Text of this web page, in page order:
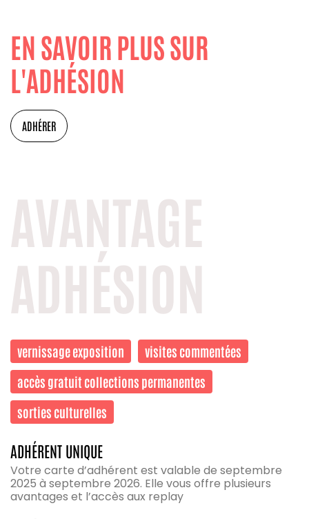
EN SAVOIR PLUS SUR
L'ADHÉSION
ADHÉRER
AVANTAGE
ADHÉSION
vernissage exposition
visites commentées
accès gratuit collections permanentes
sorties culturelles
ADHÉRENT UNIQUE
Votre carte d’adhérent est valable de septembre
2025 à septembre 2026. Elle vous offre plusieurs
avantages et l’accès aux replay